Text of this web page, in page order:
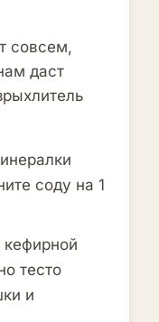
совсем,
даст
соду на 1
кефирной
тесто
и